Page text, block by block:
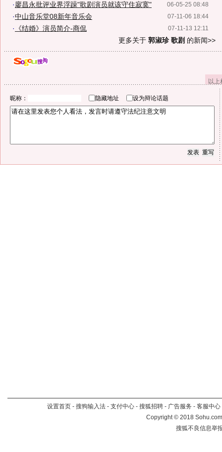
06-05-25 08:48
·廖昌永批评业界浮躁"歌剧演员就该守住寂寞"
07-11-06 18:44
·中山音乐堂08新年音乐会
07-11-13 12:11
·
《结婚》演员简介-商侃
更多关于 郭淑珍 歌剧 的新闻>>
以
昵称： 隐藏地址 设为辩论话题
设置首页 - 搜狗输入法 - 支付中心 - 搜狐招聘 - 广告服务 - 客服中心
Copyright©2018
搜狐不良信息举